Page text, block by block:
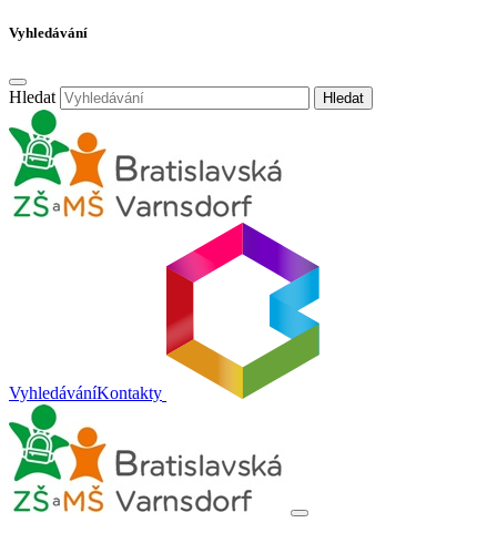
Vyhledávání
Hledat Hledat
VyhledáváníKontakty